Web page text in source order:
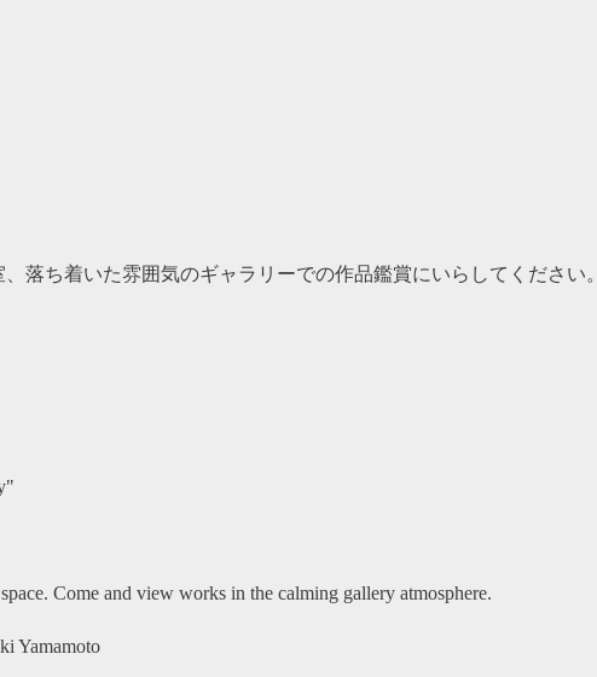
落ち着いた雰囲気のギャラリーでの作品鑑賞にいらしてください。
Come and view works in the calming gallery atmosphere.
Yamamoto